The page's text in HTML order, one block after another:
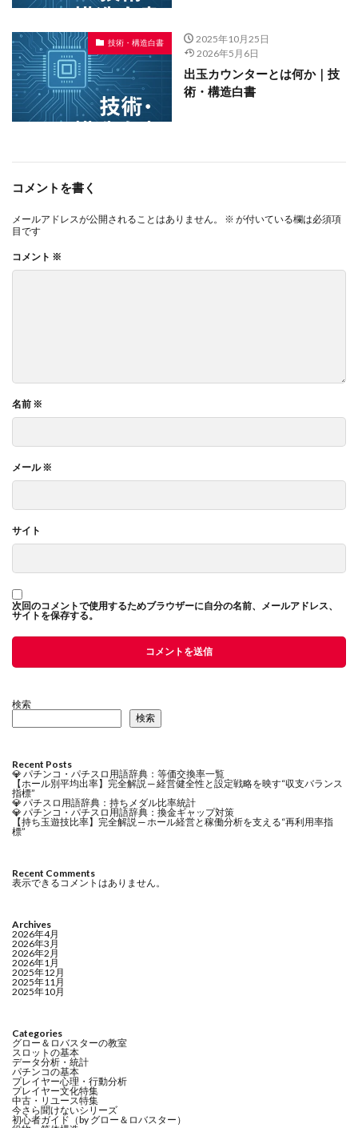
技術・構造白書
2025年10月25日
2026年5月6日
出玉カウンターとは何か｜技
術・構造白書
コメントを書く
メールアドレスが公開されることはありません。 ※ が付いている欄は必須項
目です
コメント ※
名前 ※
メール※
サイト
次回のコメントで使用するためブラウザーに自分の名前、メールアドレス、
サイトを保存する。
検索
検索
Recent Posts
💎 パチンコ・パチスロ用語辞典：等価交換率一覧
【ホール別平均出率】完全解説 ─ 経営健全性と設定戦略を映す“収支バランス
指標”
💎 パチスロ用語辞典：持ちメダル比率統計
💎 パチンコ・パチスロ用語辞典：換金ギャップ対策
【持ち玉遊技比率】完全解説 ─ ホール経営と稼働分析を支える“再利用率指
標”
Recent Comments
表示できるコメントはありません。
Archives
2026年4月
2026年3月
2026年2月
2026年1月
2025年12月
2025年11月
2025年10月
Categories
グロー＆ロバスターの教室
スロットの基本
データ分析・統計
パチンコの基本
プレイヤー心理・行動分析
プレイヤー文化特集
中古・リユース特集
今さら聞けないシリーズ
初心者ガイド（by グロー＆ロバスター）